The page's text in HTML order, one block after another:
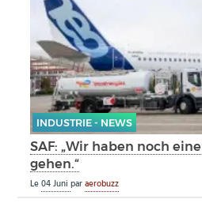
INDUSTRIE - NEWS
SAF: „Wir haben noch
gehen.“
Le04 Juniparaerobuzz